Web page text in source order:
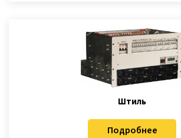
Штиль
Подробнее